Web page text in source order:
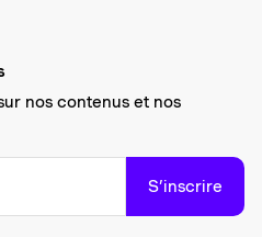
nos contenus et nos
S’inscrire